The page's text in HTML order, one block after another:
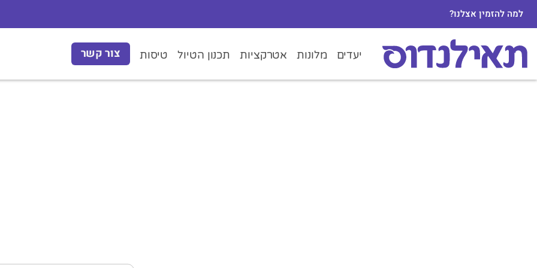
למה להזמין אצלנו?
יעדים מלונות אטרקציות תכנון הטיול טיסות צור קשר